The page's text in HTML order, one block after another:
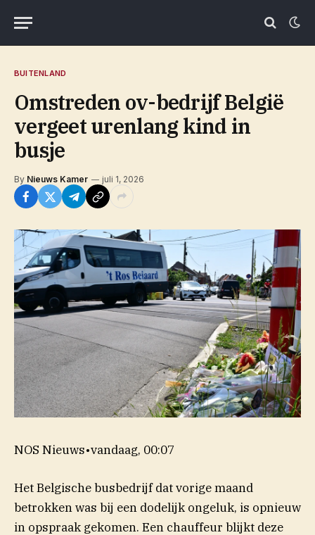
BUITENLAND
Omstreden ov-bedrijf België
vergeet urenlang kind in
busje
By Nieuws Kamer juli 1, 2026
NOS Nieuws•vandaag, 00:07
Het Belgische busbedrijf dat vorige maand
betrokken was bij een dodelijk ongeluk, is opnieuw
in opspraak gekomen. Een chauffeur blijkt deze